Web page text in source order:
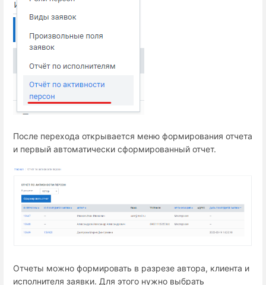
После перехода открывается меню формирования отчета
и первый автоматически сформированный отчет.
Отчеты можно формировать в разрезе автора, клиента и
исполнителя заявки. Для этого нужно выбрать